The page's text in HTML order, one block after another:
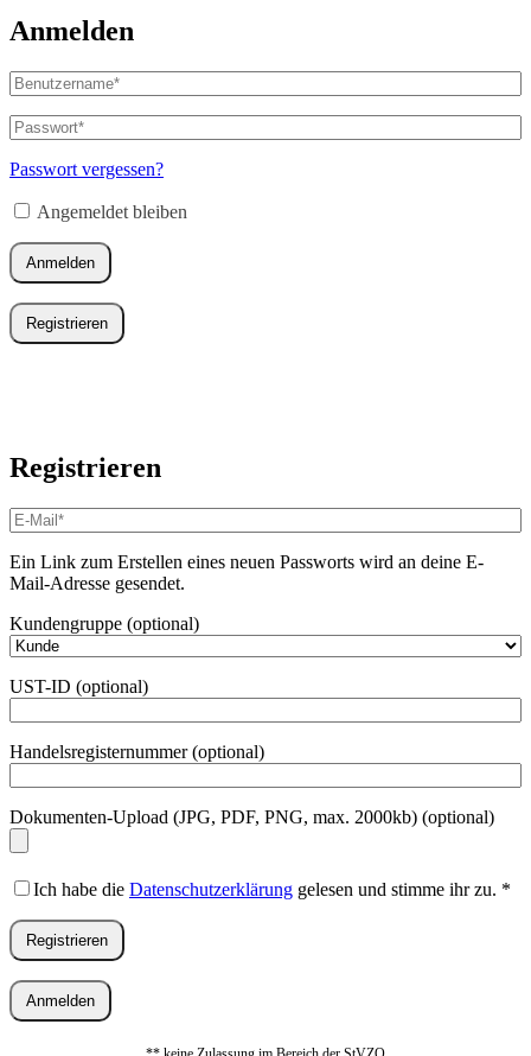
Anmelden
Benutzername
oder
E-
Mail-
Adresse*
Passwort*
Erforderlich
Passwort vergessen?
Angemeldet bleiben
Anmelden
Registrieren
Registrieren
E-
Mail-
Adresse*
Erforderlich
Ein Link zum Erstellen eines neuen Passworts wird an deine E-
Mail-Adresse gesendet.
Kundengruppe (optional)
UST-ID (optional)
Handelsregisternummer(optional)
Dokumenten-Upload (JPG, PDF, PNG, max. 2000kb) (optional)
Ich habe die Datenschutzerklärung gelesen und stimme ihr zu. *
Registrieren
Anmelden